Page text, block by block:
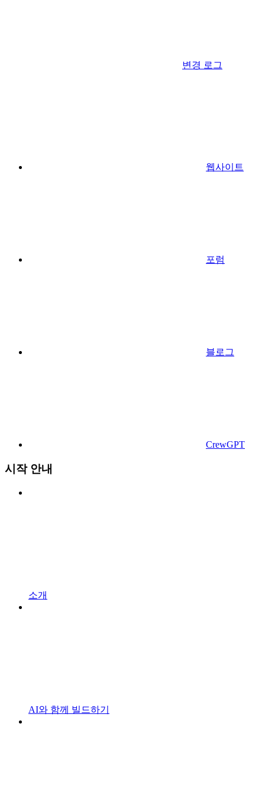
변경 로그
웹사이트
포럼
블로그
CrewGPT
시작 안내
소개
AI와 함께 빌드하기